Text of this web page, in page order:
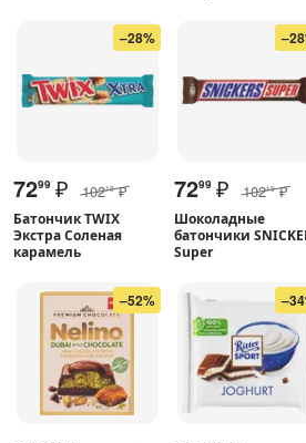
–28%
7299 ₽ 10219 ₽
Батончик TWIX
Экстра Соленая
карамель
7299 ₽ 10219 ₽
Шоколадные
батончики
Super
–52%